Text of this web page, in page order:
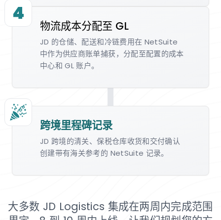
4
物流成本分配至 GL
JD 的仓储、配送和冷链费用在 NetSuite
中作为供应商账单捕获，分配至配置的成本
中心和 GL 账户。
跨境里程碑记录
JD 跨境的清关、保税仓库收货和交付确认
创建带有海关参考的 NetSuite 记录。
大多数 JD Logistics 集成在两周内完成范围